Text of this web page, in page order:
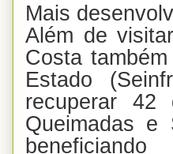
Mais
Além de
Costa
Estado
recuperar 42
Queimadas e